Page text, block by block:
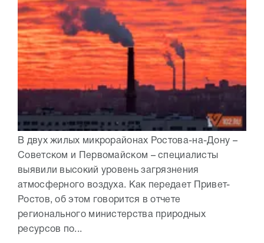
В двух жилых микрорайонах Ростова-на-Дону –
Советском и Первомайском – специалисты
выявили высокий уровень загрязнения
атмосферного воздуха. Как передает Привет-
Ростов, об этом говорится в отчете
регионального министерства природных
ресурсов по...